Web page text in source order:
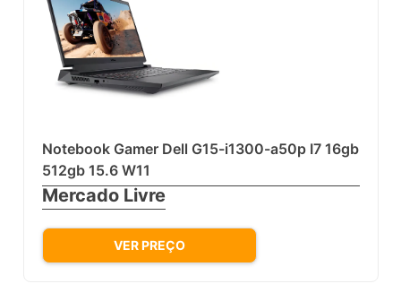
Notebook Gamer Dell G15-i1300-a50p I7 16gb
512gb 15.6 W11
Mercado Livre
VER PREÇO